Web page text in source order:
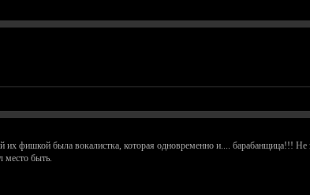
их фишкой была вокалистка, которая одновременно и.... барабанщица!!!
место быть.